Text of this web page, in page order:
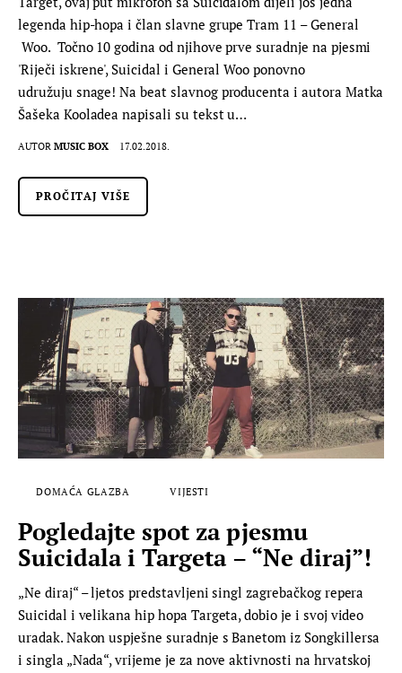
legenda hip-hopa i član slavne grupe Tram 11 – General
Woo. Točno 10 godina od njihove prve suradnje na pjesmi
'Riječi iskrene', Suicidal i General Woo ponovno
udružuju snage! Na beat slavnog producenta i autora Matka
Šašeka Kooladea napisali su tekst u…
AUTOR MUSIC BOX 17.02.2018.
PROČITAJ VIŠE
DOMAĆA GLAZBA VIJESTI
Pogledajte spot za pjesmu
Suicidala i Targeta – “Ne diraj”!
„Ne diraj“ – ljetos predstavljeni singl zagrebačkog repera
Suicidal i velikana hip hopa Targeta, dobio je i svoj video
uradak. Nakon uspješne suradnje s Banetom iz Songkillersa
i singla „Nada“, vrijeme je za nove aktivnosti na hrvatskoj